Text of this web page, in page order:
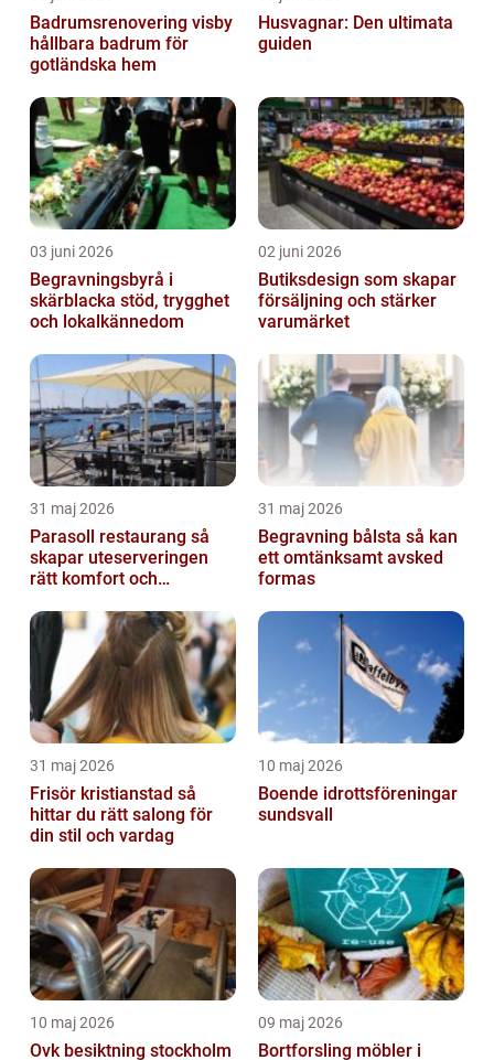
Badrumsrenovering visby
hållbara badrum för
gotländska hem
Husvagnar: Den ultimata
guiden
03 juni 2026
Begravningsbyrå i
skärblacka stöd, trygghet
och lokalkännedom
02 juni 2026
Butiksdesign som skapar
försäljning och stärker
varumärket
31 maj 2026
Parasoll restaurang så
skapar uteserveringen
rätt komfort och
31 maj 2026
Begravning bålsta så kan
ett omtänksamt avsked
formas
31 maj 2026
Frisör kristianstad så
hittar du rätt salong för
din stil och vardag
10 maj 2026
Boende idrottsföreningar
sundsvall
10 maj 2026
Ovk besiktning stockholm
09 maj 2026
Bortforsling möbler i